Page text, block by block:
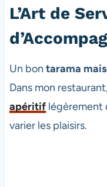
L’Art de
Un bon tarama
Dans mon
apéritiflégèrement
varier les plaisirs.